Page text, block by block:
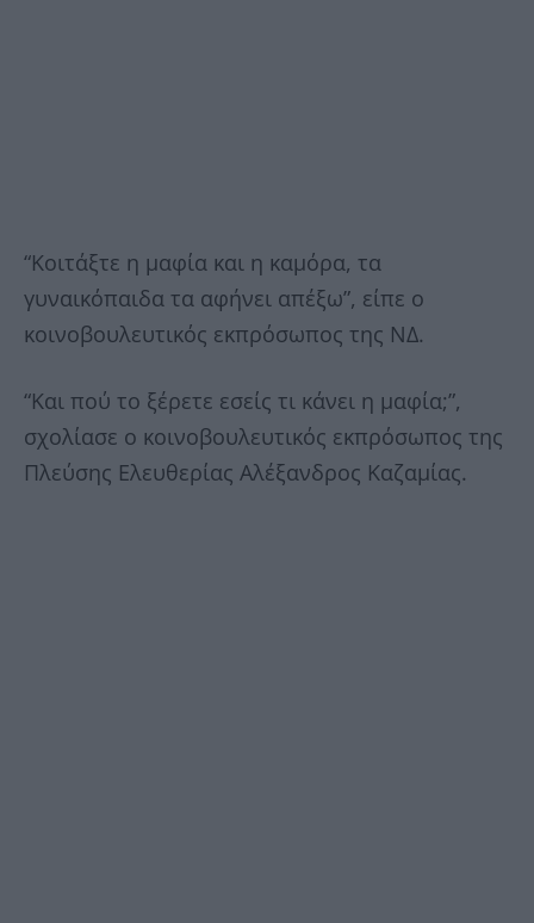
“Κοιτάξτε η μαφία και η καμόρα, τα
γυναικόπαιδα τα αφήνει απέξω”, είπε ο
κοινοβουλευτικός εκπρόσωπος της ΝΔ.
“Και πού το ξέρετε εσείς τι κάνει η μαφία;”,
σχολίασε ο κοινοβουλευτικός εκπρόσωπος της
Πλεύσης Ελευθερίας Αλέξανδρος Καζαμίας.